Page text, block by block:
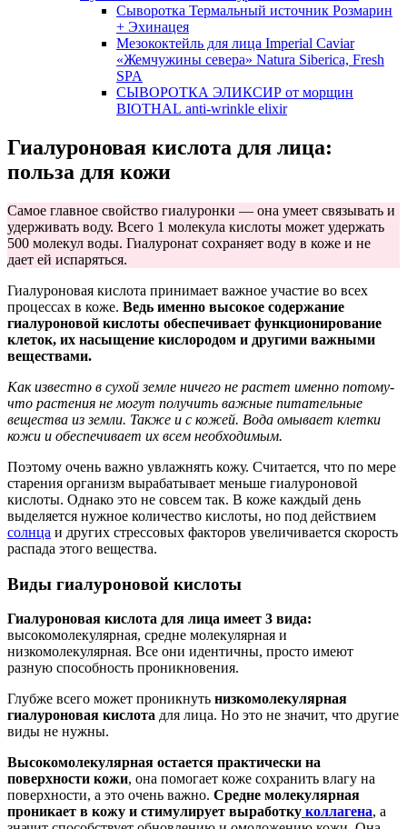
Сыворотка Термальный источник Розмарин
+ Эхинацея
Мезококтейль для лица Imperial Caviar
«Жемчужины севера» Natura Siberica, Fresh
SPA
СЫВОРОТКА ЭЛИКСИР от морщин
BIOTHAL anti-wrinkle elixir
Гиалуроновая кислота для лица:
польза для кожи
Самое главное свойство гиалуронки — она умеет связывать и
удерживать воду. Всего 1 молекула кислоты может удержать
500 молекул воды. Гиалуронат сохраняет воду в коже и не
дает ей испаряться.
Гиалуроновая кислота принимает важное участие во всех
процессах в коже. Ведь именно высокое содержание
гиалуроновой кислоты обеспечивает функционирование
клеток, их насыщение кислородом и другими важными
веществами.
Как известно в сухой земле ничего не растет именно потому-
что растения не могут получить важные питательные
вещества из земли. Также и с кожей. Вода омывает клетки
кожи и обеспечивает их всем необходимым.
Поэтому очень важно увлажнять кожу. Считается, что по мере
старения организм вырабатывает меньше гиалуроновой
кислоты. Однако это не совсем так. В коже каждый день
выделяется нужное количество кислоты, но под действием
солнца и других стрессовых факторов увеличивается скорость
распада этого вещества.
Виды гиалуроновой кислоты
Гиалуроновая кислота для лица имеет 3 вида:
высокомолекулярная, средне молекулярная и
низкомолекулярная. Все они идентичны, просто имеют
разную способность проникновения.
Глубже всего может проникнуть низкомолекулярная
гиалуроновая кислота для лица. Но это не значит, что другие
виды не нужны.
Высокомолекулярная остается практически на
поверхности кожи, она помогает коже сохранить влагу на
поверхности, а это очень важно. Средне молекулярная
проникает в кожу и стимулирует выработку коллагена, а